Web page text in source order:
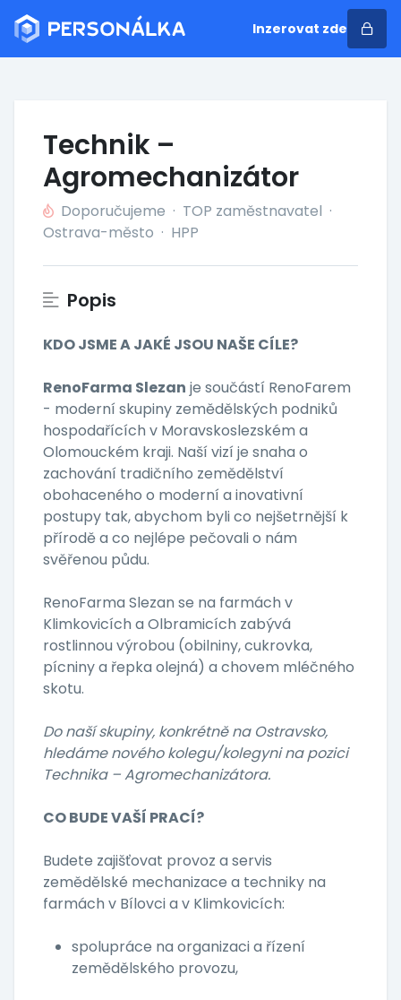
Inzerovat zde
Technik –
Agromechanizátor
Doporučujeme · TOP zaměstnavatel ·
Ostrava-město · HPP
Popis
KDO JSME A JAKÉ JSOU NAŠE CÍLE?
RenoFarma Slezan je součástí RenoFarem
- moderní skupiny zemědělských podniků
hospodařících v Moravskoslezském a
Olomouckém kraji. Naší vizí je snaha o
zachování tradičního zemědělství
obohaceného o moderní a inovativní
postupy tak, abychom byli co nejšetrnější k
přírodě a co nejlépe pečovali o nám
svěřenou půdu.
RenoFarma Slezan se na farmách v
Klimkovicích a Olbramicích zabývá
rostlinnou výrobou (obilniny, cukrovka,
pícniny a řepka olejná) a chovem mléčného
skotu.
Do naší skupiny, konkrétně na Ostravsko,
hledáme nového kolegu/kolegyni na pozici
Technika – Agromechanizátora.
CO BUDE VAŠÍ PRACÍ?
Budete zajišťovat provoz a servis
zemědělské mechanizace a techniky na
farmách v Bílovci a v Klimkovicích:
spolupráce na organizaci a řízení
zemědělského provozu,